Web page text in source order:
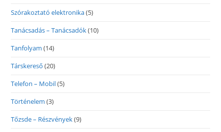
Szórakoztató elektronika(5)
Tanácsadás – Tanácsadók(10)
Tanfolyam (14)
Társkereső (20)
Telefon – Mobil(5)
Történelem (3)
Tőzsde – Részvények(9)